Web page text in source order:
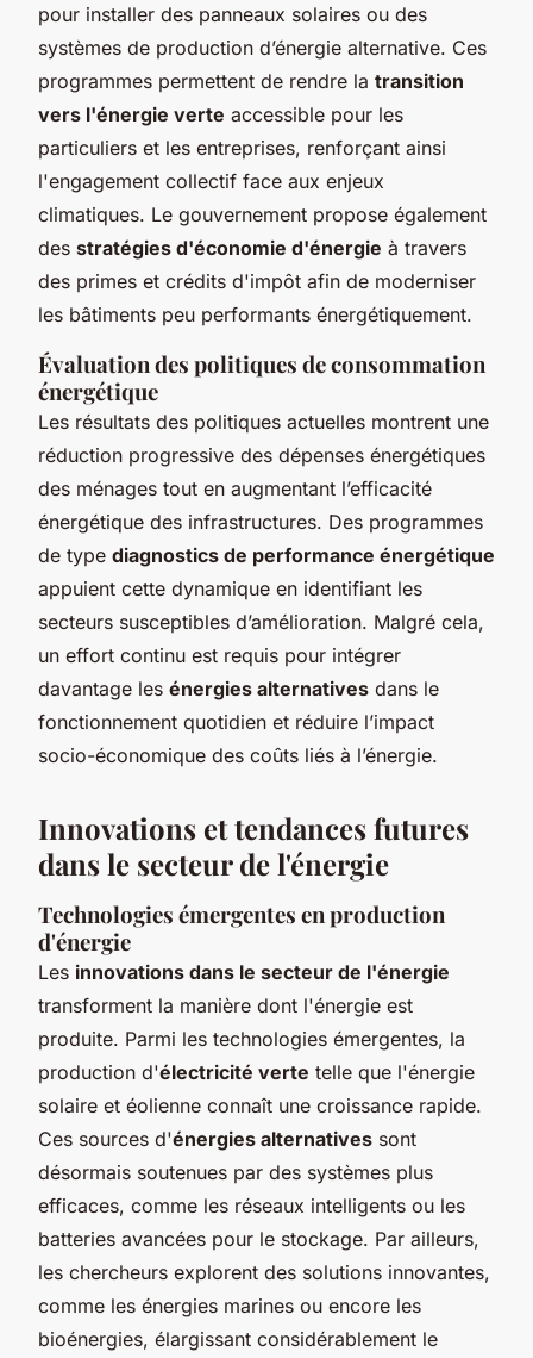
pour installer des panneaux solaires ou des
systèmes de production d’énergie alternative. Ces
programmes permettent de rendre la transition
vers l'énergie verte accessible pour les
particuliers et les entreprises, renforçant ainsi
l'engagement collectif face aux enjeux
climatiques. Le gouvernement propose également
des stratégies d'économie d'énergie à travers
des primes et crédits d'impôt afin de moderniser
les bâtiments peu performants énergétiquement.
Évaluation des politiques de consommation
énergétique
Les résultats des politiques actuelles montrent une
réduction progressive des dépenses énergétiques
des ménages tout en augmentant l’efficacité
énergétique des infrastructures. Des programmes
de type diagnostics de performance énergétique
appuient cette dynamique en identifiant les
secteurs susceptibles d’amélioration. Malgré cela,
un effort continu est requis pour intégrer
davantage les énergies alternatives dans le
fonctionnement quotidien et réduire l’impact
socio-économique des coûts liés à l’énergie.
Innovations et tendances futures
dans le secteur de l'énergie
Technologies émergentes en production
d'énergie
Les innovations dans le secteur de l'énergie
transforment la manière dont l'énergie est
produite. Parmi les technologies émergentes, la
production d'électricité verte telle que l'énergie
solaire et éolienne connaît une croissance rapide.
Ces sources d'énergies alternatives sont
désormais soutenues par des systèmes plus
efficaces, comme les réseaux intelligents ou les
batteries avancées pour le stockage. Par ailleurs,
les chercheurs explorent des solutions innovantes,
comme les énergies marines ou encore les
bioénergies, élargissant considérablement le